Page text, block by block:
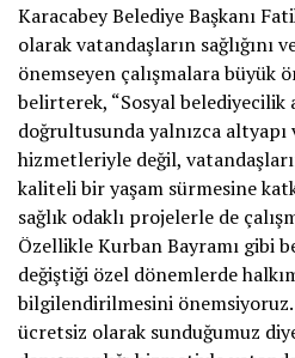
Karacabey Belediye Başkanı
olarak vatandaşların sağlığını
önemseyen çalışmalara büyük
belirterek, “Sosyal belediyecilik
doğrultusunda yalnızca
hizmetleriyle değil,
kaliteli bir yaşam sürmesine
sağlık odaklı projelerle de
Özellikle Kurban Bayramı gibi
değiştiği özel dönemlerde
bilgilendirilmesini
ücretsiz olarak sunduğumuz